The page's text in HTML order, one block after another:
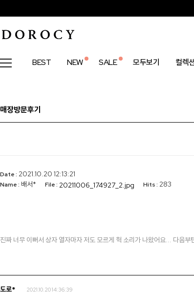
BEST NEW SALE 모두보기 컬렉
매장방문후기
Date : 2021.10.20 12:13:21
Name : 배서* File : 20211006_174927_2.jpg Hits : 283
진짜 너무 이뻐서 상자 열자마자 저도 모르게 헉 소리가 나왔어요... 다음
도로* 2021.10.20 14:36:39